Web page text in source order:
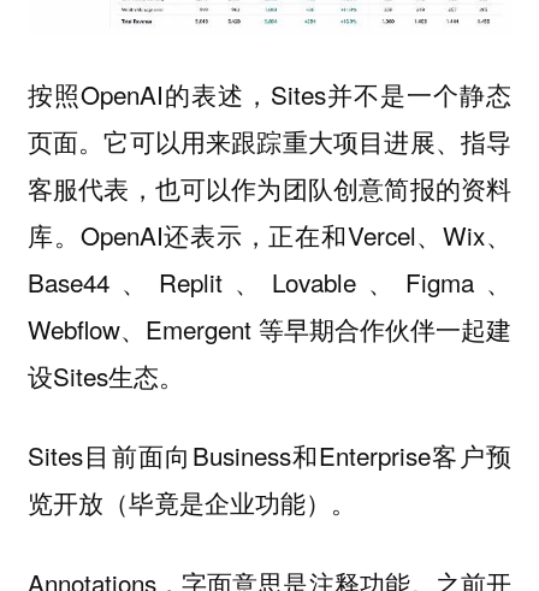
按照OpenAI的表述，Sites并不是一个静态
页面。它可以用来跟踪重大项目进展、指导
客服代表，也可以作为团队创意简报的资料
库。OpenAI还表示，正在和Vercel、Wix、
Base44、Replit、Lovable、Figma、
Webflow、Emergent 等早期合作伙伴一起建
设Sites生态。
Sites目前面向Business和Enterprise客户预
览开放（毕竟是企业功能）。
Annotations，字面意思是注释功能。之前开